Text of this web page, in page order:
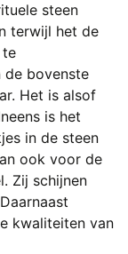
steen
terwijl het de
te
de bovenste
Het is alsof
is het
in de steen
ook voor de
Zij schijnen
kwaliteiten van